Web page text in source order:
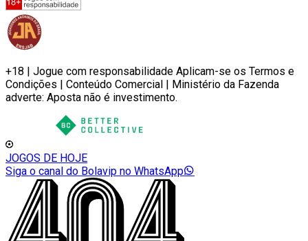
+18 | Jogue com responsabilidade Aplicam-se os Termos e
Condições | Conteúdo Comercial | Ministério da Fazenda
adverte: Aposta não é investimento.
JOGOS DE HOJE
Siga o canal do Bolavip no WhatsApp